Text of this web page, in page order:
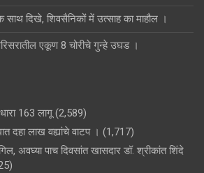
दिखे, शिवसैनिकों में उत्साह का माहौल ।
एकूण 8 चोरीचे गुन्हे उघड ।
163 लागू (2,589)
दहा लाख वह्यांचे वाटप । (1,717)
अवघ्या पाच दिवसांत खासदार डॉ. श्रीकांत शिंदे